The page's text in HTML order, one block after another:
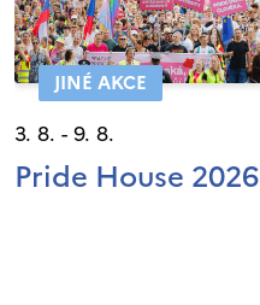
JINÉ AKCE
3. 8. - 9. 8.
Pride House 2026